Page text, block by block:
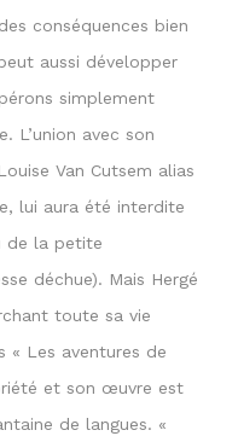
conséquences bien
aussi développer
simplement
L’union avec son
Van Cutsem alias
lui aura été interdite
de la petite
déchue). Mais Hergé
toute sa vie
« Les aventures de
et son œuvre est
de langues. «